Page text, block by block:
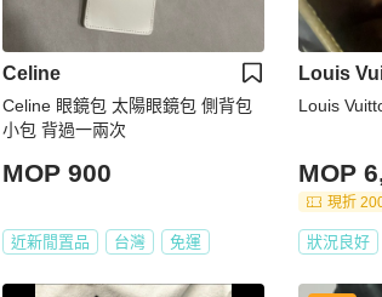
Celine
Celine 眼鏡包 太陽眼鏡包 側背包
小包 背過一兩次
MOP 900
近新閒置品 台灣 免運
Louis
Louis
MOP
現折
狀況良好